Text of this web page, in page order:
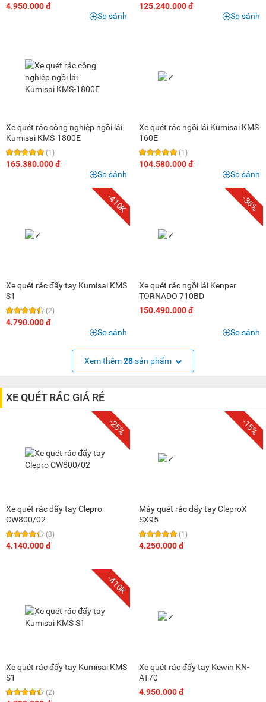
4.950.000 đ
So sánh
125.240.000 đ
So sánh
Xe quét rác công nghiệp ngồi lái
Kumisai KMS-1800E
(1)
165.380.000 đ
So sánh
Xe quét rác ngồi lái Kumisai KMS
160E
(1)
104.580.000 đ
So sánh
-410K
Xe quét rác đẩy tay Kumisai KMS
S1
(2)
4.790.000 đ
So sánh
-36%
Xe quét rác ngồi lái Kenper
TORNADO 710BD
150.490.000 đ
So sánh
Xem thêm28sản phẩm
XE QUÉT RÁC GIÁ RẺ
-25%
Xe quét rác đẩy tay Clepro
CW800/02
(3)
4.140.000 đ
-15%
Máy quét rác đẩy tay CleproX
SX95
(1)
4.250.000 đ
-410K
Xe quét rác đẩy tay Kumisai KMS
S1
(2)
Xe quét rác đẩy tay Kewin KN-
AT70
4.950.000 đ